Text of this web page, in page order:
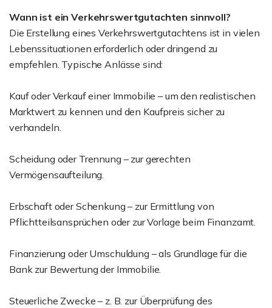
Wann ist ein Verkehrswertgutachten sinnvoll?
Die Erstellung eines Verkehrswertgutachtens ist in vielen
Lebenssituationen erforderlich oder dringend zu
empfehlen. Typische Anlässe sind:
Kauf oder Verkauf einer Immobilie – um den realistischen
Marktwert zu kennen und den Kaufpreis sicher zu
verhandeln.
Scheidung oder Trennung – zur gerechten
Vermögensaufteilung.
Erbschaft oder Schenkung – zur Ermittlung von
Pflichtteilsansprüchen oder zur Vorlage beim Finanzamt.
Finanzierung oder Umschuldung – als Grundlage für die
Bank zur Bewertung der Immobilie.
Steuerliche Zwecke – z. B. zur Überprüfung des